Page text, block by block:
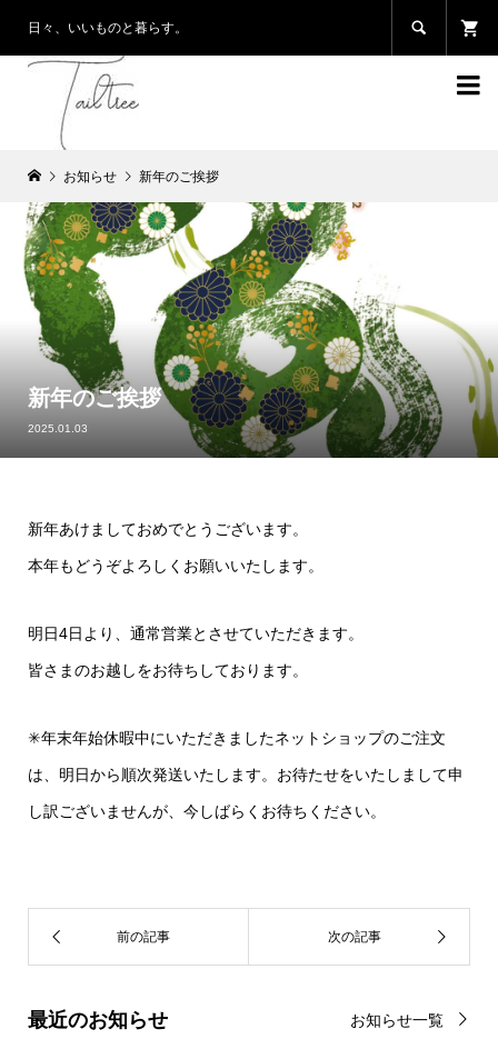
日々、いいものと暮らす。 

お知らせ 新年のご挨拶
新年のご挨拶
2025.01.03
新年あけましておめでとうございます。
本年もどうぞよろしくお願いいたします。
明日4日より、通常営業とさせていただきます。
皆さまのお越しをお待ちしております。
✳︎年末年始休暇中にいただきましたネットショップのご注文
は、明日から順次発送いたします。お待たせをいたしまして申
し訳ございませんが、今しばらくお待ちください。
最近のお知らせ お知らせ一覧